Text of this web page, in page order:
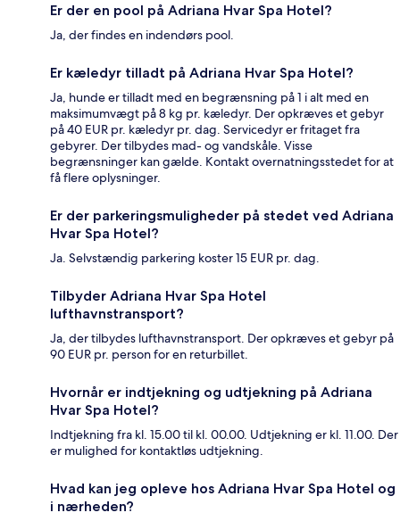
Er der en pool på Adriana Hvar Spa Hotel?
Ja, der findes en indendørs pool.
Er kæledyr tilladt på Adriana Hvar Spa Hotel?
Ja, hunde er tilladt med en begrænsning på 1 i alt med en
maksimumvægt på 8 kg pr. kæledyr. Der opkræves et gebyr
på 40 EUR pr. kæledyr pr. dag. Servicedyr er fritaget fra
gebyrer. Der tilbydes mad- og vandskåle. Visse
begrænsninger kan gælde. Kontakt overnatningsstedet for at
få flere oplysninger.
Er der parkeringsmuligheder på stedet ved Adriana
Hvar Spa Hotel?
Ja. Selvstændig parkering koster 15 EUR pr. dag.
Tilbyder Adriana Hvar Spa Hotel
lufthavnstransport?
Ja, der tilbydes lufthavnstransport. Der opkræves et gebyr på
90 EUR pr. person for en returbillet.
Hvornår er indtjekning og udtjekning på Adriana
Hvar Spa Hotel?
Indtjekning fra kl. 15.00 til kl. 00.00. Udtjekning er kl. 11.00. Der
er mulighed for kontaktløs udtjekning.
Hvad kan jeg opleve hos Adriana Hvar Spa Hotel og
i nærheden?